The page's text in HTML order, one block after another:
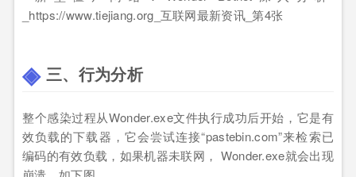
三、行为分析
整个感染过程从Wonder.exe文件执行成功后开始，它是有
效负载的下载器，它会尝试连接“pastebin.com”来检索已
编码的有效负载，如果机器未联网， Wonder.exe就会出现